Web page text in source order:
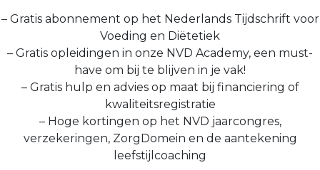
– Gratis abonnement op het Nederlands Tijdschrift voor
Voeding en Diëtetiek
– Gratis opleidingen in onze NVD Academy, een must-
have om bij te blijven in je vak!
– Gratis hulp en advies op maat bij financiering of
kwaliteitsregistratie
– Hoge kortingen op het NVD jaarcongres,
verzekeringen, ZorgDomein en de aantekening
leefstijlcoaching